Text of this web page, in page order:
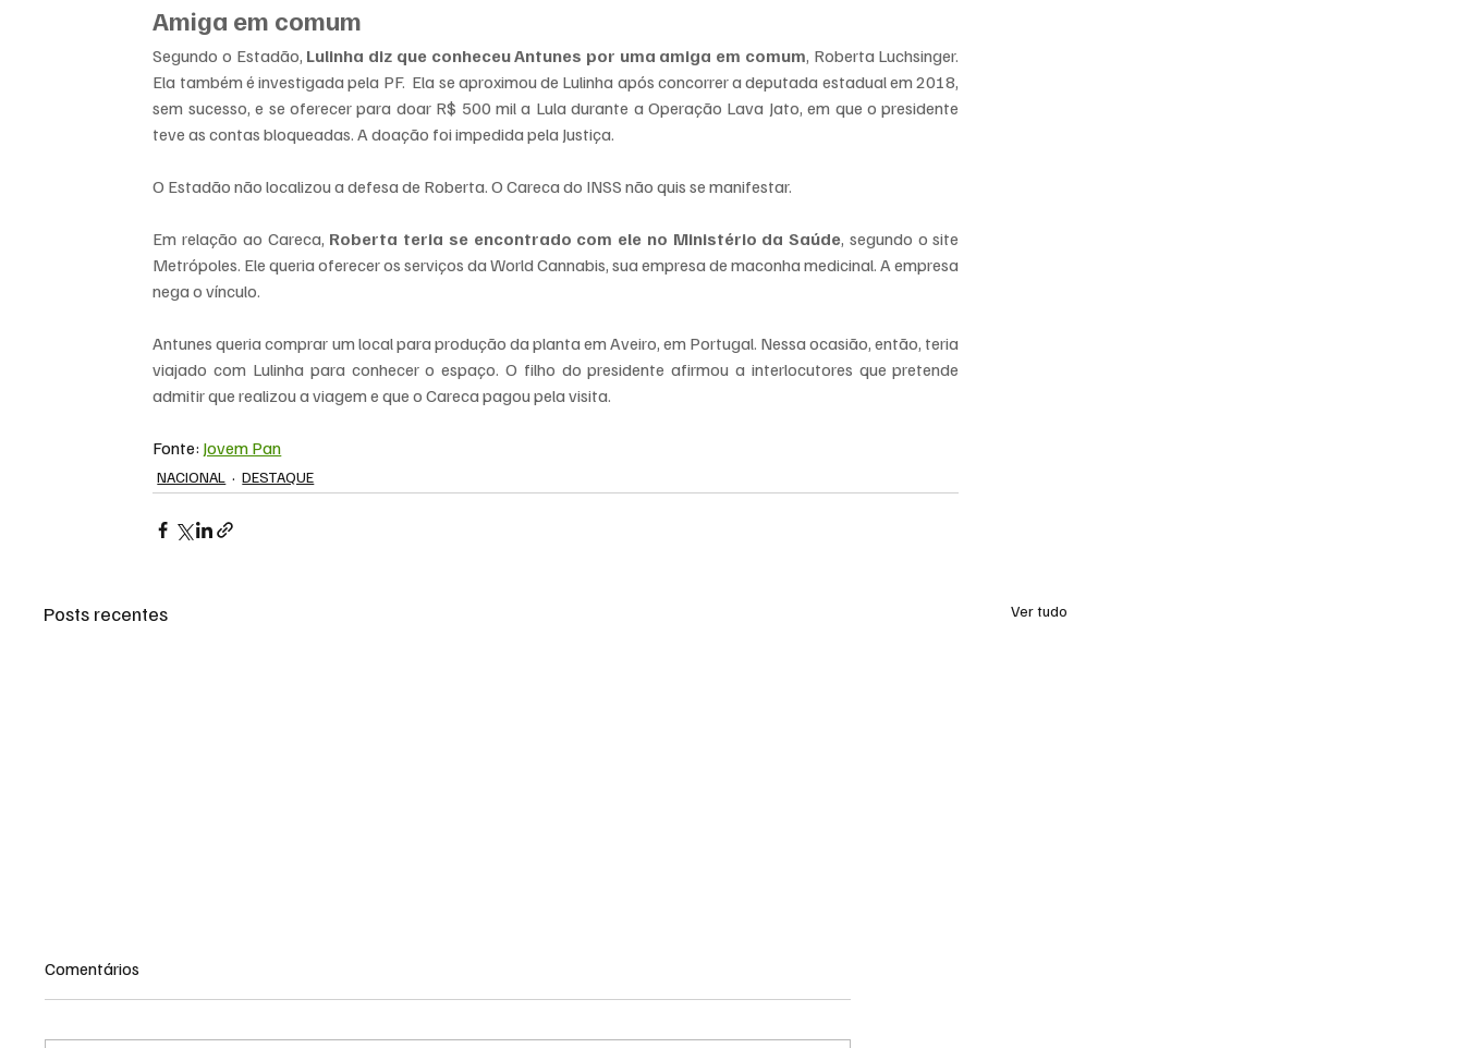
Amiga em comum
Segundo o Estadão, Lulinha diz que conheceu Antunes por uma amiga em comum, Roberta Luchsinger.
Ela também é investigada pela PF.  Ela se aproximou de Lulinha após concorrer a deputada estadual em 2018,
sem sucesso, e se oferecer para doar R$ 500 mil a Lula durante a Operação Lava Jato, em que o presidente
teve as contas bloqueadas. A doação foi impedida pela Justiça.
O Estadão não localizou a defesa de Roberta. O Careca do INSS não quis se manifestar.
Em relação ao Careca, Roberta teria se encontrado com ele no Ministério da Saúde, segundo o site
Metrópoles. Ele queria oferecer os serviços da World Cannabis, sua empresa de maconha medicinal. A empresa
nega o vínculo.
Antunes queria comprar um local para produção da planta em Aveiro, em Portugal. Nessa ocasião, então, teria
viajado com Lulinha para conhecer o espaço. O filho do presidente afirmou a interlocutores que pretende
admitir que realizou a viagem e que o Careca pagou pela visita.
Fonte: Jovem Pan
NACIONAL DESTAQUE
Posts recentes Ver tudo
Comentários